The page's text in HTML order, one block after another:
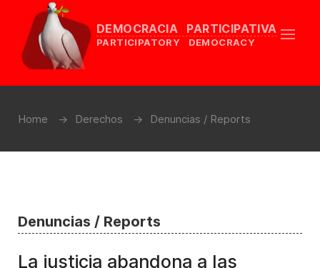
DEMOCRACIA PARTICIPATIVA
PARTICIPATORY DEMOCRACY
Home Derechos Denuncias / Reports
Denuncias / Reports
La justicia abandona a las